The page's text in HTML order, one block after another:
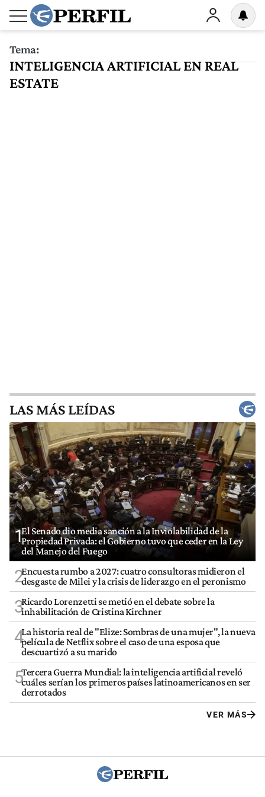
Tema:
INTELIGENCIA ARTIFICIAL EN REAL
ESTATE
LAS MÁS LEÍDAS
1El Senado dio media sanción a la Inviolabilidad de la
Propiedad Privada: el Gobierno tuvo que ceder en la Ley
del Manejo del Fuego
2Encuesta rumbo a 2027: cuatro consultoras midieron el
desgaste de Milei y la crisis de liderazgo en el peronismo
3Ricardo Lorenzetti se metió en el debate sobre la
inhabilitación de Cristina Kirchner
4La historia real de "Elize: Sombras de una mujer", la nueva
película de Netflix sobre el caso de una esposa que
descuartizó a su marido
5Tercera Guerra Mundial: la inteligencia artificial reveló
cuáles serían los primeros países latinoamericanos en ser
derrotados
VER MÁS